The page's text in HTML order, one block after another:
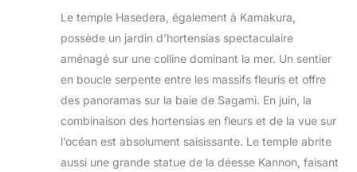
Le temple Hasedera, également à Kamakura,
possède un jardin d’hortensias spectaculaire
aménagé sur une colline dominant la mer. Un sentier
en boucle serpente entre les massifs fleuris et offre
des panoramas sur la baie de Sagami. En juin, la
combinaison des hortensias en fleurs et de la vue sur
l’océan est absolument saisissante. Le temple abrite
aussi une grande statue de la déesse Kannon, faisant